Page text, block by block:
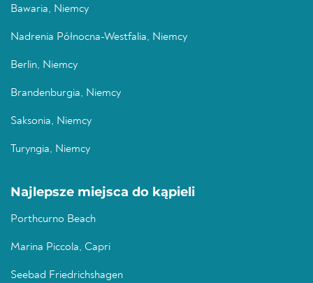
Bawaria, Niemcy
Nadrenia Północna-Westfalia, Niemcy
Berlin, Niemcy
Brandenburgia, Niemcy
Saksonia, Niemcy
Turyngia, Niemcy
Najlepsze miejsca do kąpieli
Porthcurno Beach
Marina Piccola, Capri
Seebad Friedrichshagen